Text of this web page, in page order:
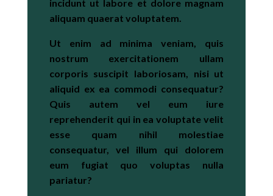
incidunt ut labore et dolore magnam
aliquam quaerat voluptatem.
Ut enim ad minima veniam, quis
nostrum exercitationem ullam
corporis suscipit laboriosam, nisi ut
aliquid ex ea commodi consequatur?
Quis autem vel eum iure
reprehenderit qui in ea voluptate velit
esse quam nihil molestiae
consequatur, vel illum qui dolorem
eum fugiat quo voluptas nulla
pariatur?